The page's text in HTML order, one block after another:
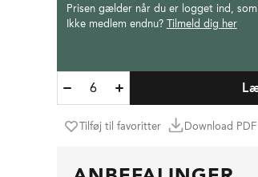
Prisen gælder når du er logget ind,
Ikke medlem endnu? Tilmeld dig her
Tilføj til favoritter Download PDF